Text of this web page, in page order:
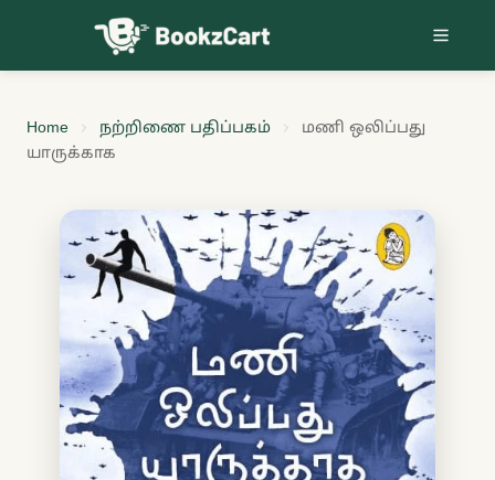
Skip to content
Home நற்றிணை பதிப்பகம்
மணி ஒலிப்பது
யாருக்காக